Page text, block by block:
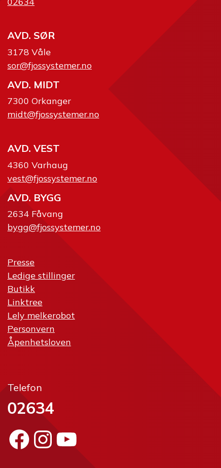
AVD. SØR
3178 Våle
sor@fjossystemer.no
AVD. MIDT
7300 Orkanger
midt@fjossystemer.no
AVD. VEST
4360 Varhaug
vest@fjossystemer.no
AVD. BYGG
2634 Fåvang
bygg@fjossystemer.no
Presse
Ledige stillinger
Butikk
Linktree
Lely melkerobot
Personvern
Åpenhetsloven
Telefon
02634
Facebook
Instagram
YouTube